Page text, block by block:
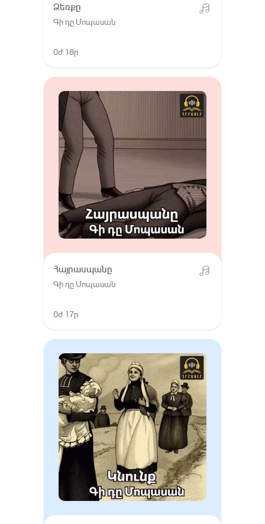
Ձեռքը
Գի դը Մոպասան
0ժ 18ր
Հայրասպանը
Գի դը Մոպասան
0ժ 17ր